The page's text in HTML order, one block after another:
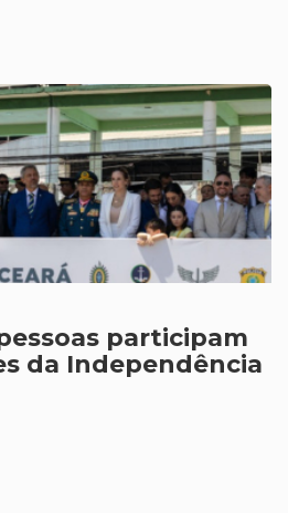
participam
da Independência